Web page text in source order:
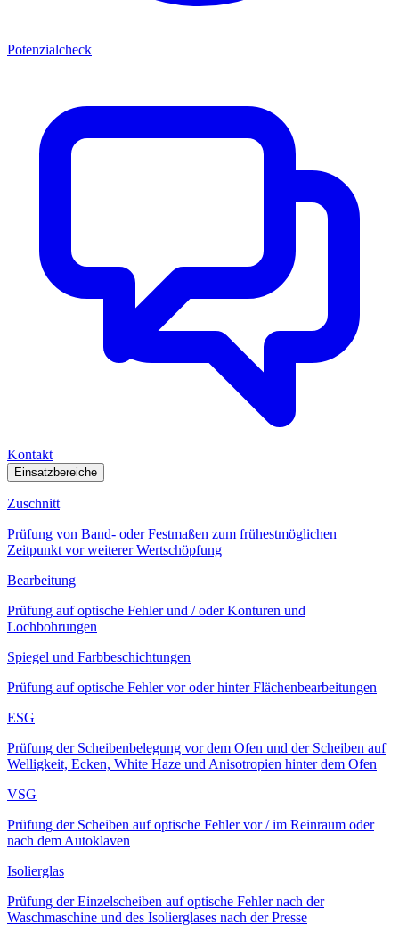
Potenzialcheck
Kontakt
Einsatzbereiche
Zuschnitt
Prüfung von Band- oder Festmaßen zum frühestmöglichen
Zeitpunkt vor weiterer Wertschöpfung
Bearbeitung
Prüfung auf optische Fehler und / oder Konturen und
Lochbohrungen
Spiegel und Farbbeschichtungen
Prüfung auf optische Fehler vor oder hinter Flächenbearbeitungen
ESG
Prüfung der Scheibenbelegung vor dem Ofen und der Scheiben auf
Welligkeit, Ecken, White Haze und Anisotropien hinter dem Ofen
VSG
Prüfung der Scheiben auf optische Fehler vor / im Reinraum oder
nach dem Autoklaven
Isolierglas
Prüfung der Einzelscheiben auf optische Fehler nach der
Waschmaschine und des Isolierglases nach der Presse